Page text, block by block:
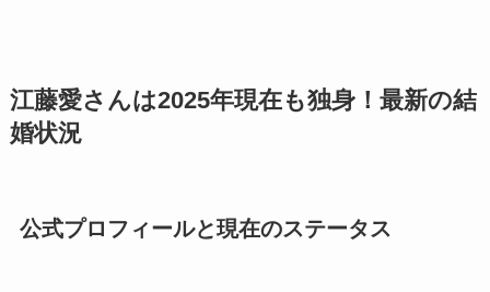
江藤愛さんは2025年現在も独身！最新の結
婚状況
公式プロフィールと現在のステータス